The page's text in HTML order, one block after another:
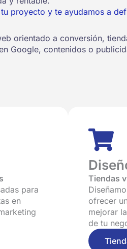
tu proyecto y te ayudamos a
orientado a conversión,
Google, contenidos o
para
en
Tiendas
ofrecer
mejorar
de tu